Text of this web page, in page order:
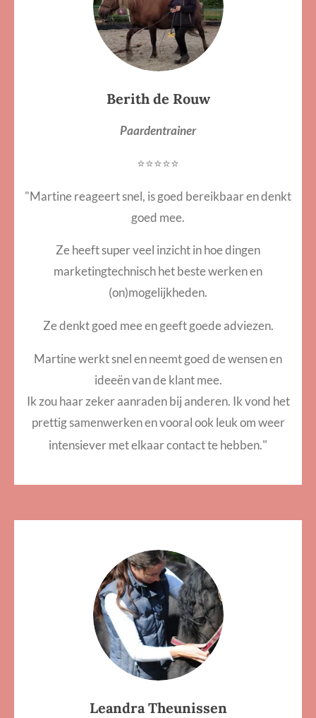
Berith de Rouw
Paardentrainer
⭐⭐⭐⭐⭐
"Martine reageert snel, is goed bereikbaar en denkt
goed mee.
Ze heeft super veel inzicht in hoe dingen
marketingtechnisch het beste werken en
(on)mogelijkheden.
Ze denkt goed mee en geeft goede adviezen.
Martine werkt snel en neemt goed de wensen en
ideeën van de klant mee.
Ik zou haar zeker aanraden bij anderen. Ik vond het
prettig samenwerken en vooral ook leuk om weer
intensiever met elkaar contact te hebben."
Leandra Theunissen